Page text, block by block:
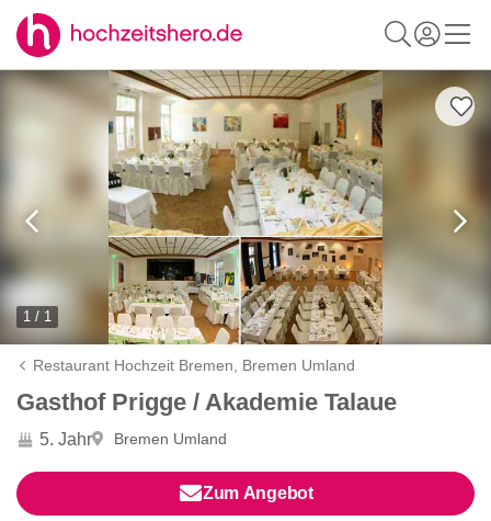
1 / 1
Restaurant Hochzeit Bremen, Bremen Umland
Gasthof Prigge / Akademie Talaue
5. Jahr Bremen Umland
Zum Angebot